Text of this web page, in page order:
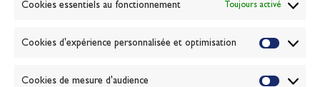
Cookies essentiels au fonctionnement Toujours activé
Cookies d'expérience personnalisée et optimisation
Cookies de mesure d'audience
Passion Voile TV